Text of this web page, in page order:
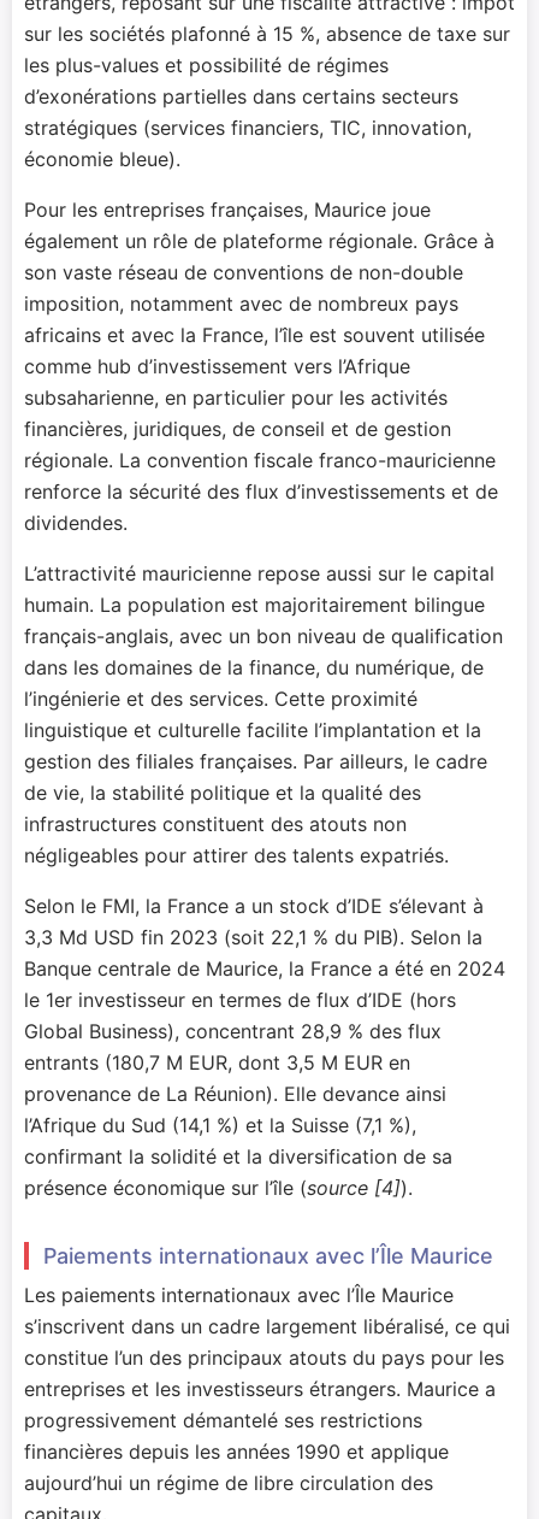
sur les sociétés plafonné à 15 %, absence de taxe sur
les plus-values et possibilité de régimes
d’exonérations partielles dans certains secteurs
stratégiques (services financiers, TIC, innovation,
économie bleue).
Pour les entreprises françaises, Maurice joue
également un rôle de plateforme régionale. Grâce à
son vaste réseau de conventions de non-double
imposition, notamment avec de nombreux pays
africains et avec la France, l’île est souvent utilisée
comme hub d’investissement vers l’Afrique
subsaharienne, en particulier pour les activités
financières, juridiques, de conseil et de gestion
régionale. La convention fiscale franco-mauricienne
renforce la sécurité des flux d’investissements et de
dividendes.
L’attractivité mauricienne repose aussi sur le capital
humain. La population est majoritairement bilingue
français-anglais, avec un bon niveau de qualification
dans les domaines de la finance, du numérique, de
l’ingénierie et des services. Cette proximité
linguistique et culturelle facilite l’implantation et la
gestion des filiales françaises. Par ailleurs, le cadre
de vie, la stabilité politique et la qualité des
infrastructures constituent des atouts non
négligeables pour attirer des talents expatriés.
Selon le FMI, la France a un stock d’IDE s’élevant à
3,3 Md USD fin 2023 (soit 22,1 % du PIB). Selon la
Banque centrale de Maurice, la France a été en 2024
le 1er investisseur en termes de flux d’IDE (hors
Global Business), concentrant 28,9 % des flux
entrants (180,7 M EUR, dont 3,5 M EUR en
provenance de La Réunion). Elle devance ainsi
l’Afrique du Sud (14,1 %) et la Suisse (7,1 %),
confirmant la solidité et la diversification de sa
présence économique sur l’île (source [4]).
Paiements internationaux avec l’Île Maurice
Les paiements internationaux avec l’Île Maurice
s’inscrivent dans un cadre largement libéralisé, ce qui
constitue l’un des principaux atouts du pays pour les
entreprises et les investisseurs étrangers. Maurice a
progressivement démantelé ses restrictions
financières depuis les années 1990 et applique
aujourd’hui un régime de libre circulation des